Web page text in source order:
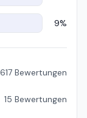
9%
617 Bewertungen
15 Bewertungen